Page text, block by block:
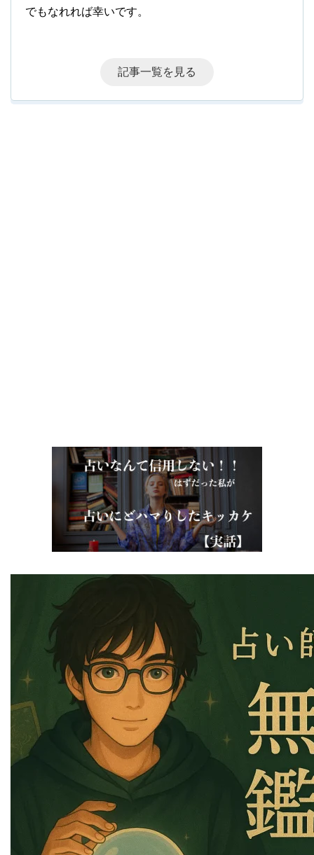
でもなれれば幸いです。
記事一覧を見る